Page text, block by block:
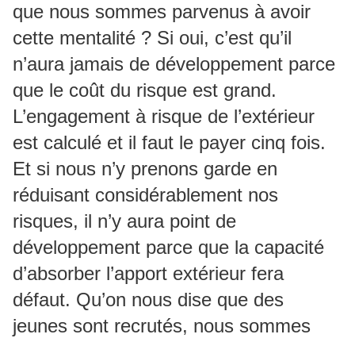
que nous sommes parvenus à avoir
cette mentalité ? Si oui, c’est qu’il
n’aura jamais de développement parce
que le coût du risque est grand.
L’engagement à risque de l’extérieur
est calculé et il faut le payer cinq fois.
Et si nous n’y prenons garde en
réduisant considérablement nos
risques, il n’y aura point de
développement parce que la capacité
d’absorber l’apport extérieur fera
défaut. Qu’on nous dise que des
jeunes sont recrutés, nous sommes